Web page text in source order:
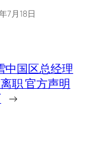
7月18日
中国区总经理
职 官方声明
→